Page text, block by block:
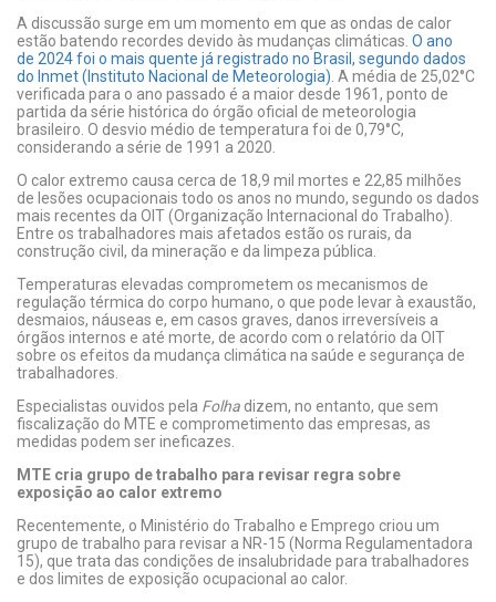
A discussão surge em um momento em que as ondas de calor
estão batendo recordes devido às mudanças climáticas. O ano
de 2024 foi o mais quente já registrado no Brasil, segundo dados
do Inmet (Instituto Nacional de Meteorologia) . A média de 25,02°C
verificada para o ano passado é a maior desde 1961, ponto de
partida da série histórica do órgão oficial de meteorologia
brasileiro. O desvio médio de temperatura foi de 0,79°C,
considerando a série de 1991 a 2020.
O calor extremo causa cerca de 18,9 mil mortes e 22,85 milhões
de lesões ocupacionais todo os anos no mundo, segundo os dados
mais recentes da OIT (Organização Internacional do Trabalho).
Entre os trabalhadores mais afetados estão os rurais, da
construção civil, da mineração e da limpeza pública.
Temperaturas elevadas comprometem os mecanismos de
regulação térmica do corpo humano, o que pode levar à exaustão,
desmaios, náuseas e, em casos graves, danos irreversíveis a
órgãos internos e até morte, de acordo com o relatório da OIT
sobre os efeitos da mudança climática na saúde e segurança de
trabalhadores.
Especialistas ouvidos pela Folha dizem, no entanto, que sem
fiscalização do MTE e comprometimento das empresas, as
medidas podem ser ineficazes.
MTE cria grupo de trabalho para revisar regra sobre
exposição ao calor extremo
Recentemente, o Ministério do Trabalho e Emprego criou um
grupo de trabalho para revisar a NR-15 (Norma Regulamentadora
15), que trata das condições de insalubridade para trabalhadores
e dos limites de exposição ocupacional ao calor.